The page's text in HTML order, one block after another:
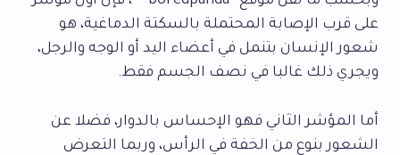
على قرب الإصابة المحتملة بالسكتة الدماغية، هو
شعور الإنسان بتنمل في أعضاء اليد أو الوجه والرجل،
ويجري ذلك غالبا في نصف الجسم فقط.
أما المؤشر الثاني فهو الإحساس بالدوار، فضلا عن
الشعور بنوع من الخفة في الرأس، وربما التعرض